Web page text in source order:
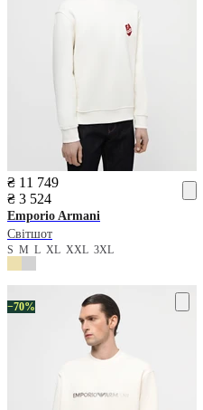
₴ 11 749
₴ 3 524
Emporio Armani
Світшот
S M L XL XXL 3XL
−70%